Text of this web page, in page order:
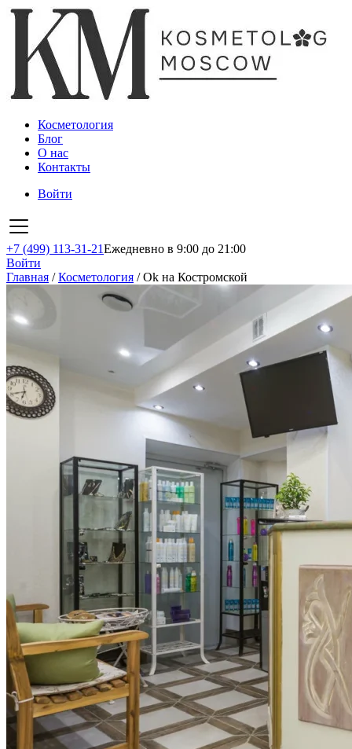
Косметология
Блог
О нас
Контакты
Войти
+7 (499) 113-31-21Ежедневно в 9:00 до 21:00
Войти
Главная /Косметология /Ok на Костромской